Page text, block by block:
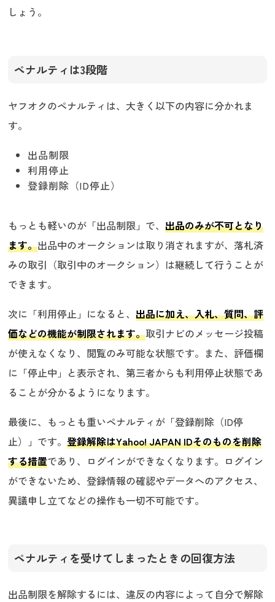
しょう。
ペナルティは3段階
ヤフオクのペナルティは、大きく以下の内容に分かれま
す。
出品制限
利用停止
登録削除（ID停止）
もっとも軽いのが「出品制限」で、出品のみが不可となり
ます。出品中のオークションは取り消されますが、落札済
みの取引（取引中のオークション）は継続して行うことが
できます。
次に「利用停止」になると、出品に加え、入札、質問、評
価などの機能が制限されます。取引ナビのメッセージ投稿
が使えなくなり、閲覧のみ可能な状態です。また、評価欄
に「停止中」と表示され、第三者からも利用停止状態であ
ることが分かるようになります。
最後に、もっとも重いペナルティが「登録削除（ID停
止）」です。登録解除はYahoo! JAPAN IDそのものを削除
する措置であり、ログインができなくなります。ログイン
ができないため、登録情報の確認やデータへのアクセス、
異議申し立てなどの操作も一切不可能です。
​​ペナルティを受けてしまったときの回復方法
出品制限を解除するには、違反の内容によって自分で解除